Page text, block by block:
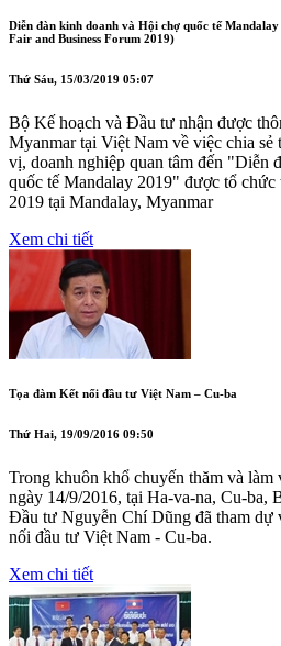
Diễn đàn kinh doanh và Hội chợ quốc tế
Fair and Business Forum 2019)
Thứ Sáu, 15/03/2019 05:07
Bộ Kế hoạch và Đầu tư nhận được
Myanmar tại Việt Nam về việc chia sẻ
vị, doanh nghiệp quan tâm đến "Diễn
quốc tế Mandalay 2019" được tổ
2019 tại Mandalay, Myanmar
Xem chi tiết
Tọa đàm Kết nối đầu tư Việt Nam – Cu-ba
Thứ Hai, 19/09/2016 09:50
Trong khuôn khổ chuyến thăm và làm
ngày 14/9/2016, tại Ha-va-na, Cu-ba,
Đầu tư Nguyễn Chí Dũng đã tham dự
nối đầu tư Việt Nam - Cu-ba.
Xem chi tiết